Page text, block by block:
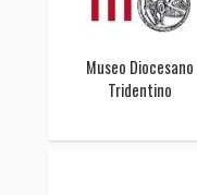
Museo Diocesano
Tridentino